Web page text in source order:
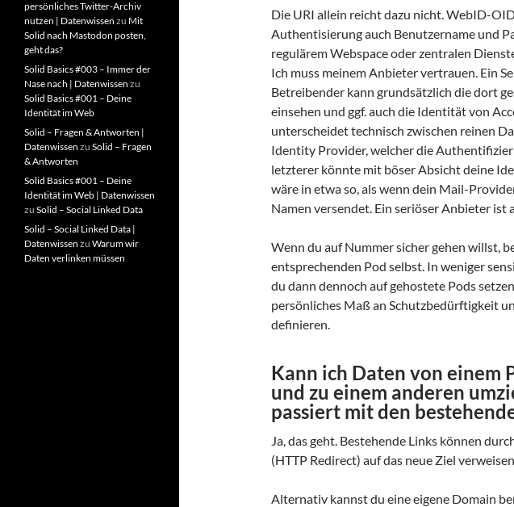
Die URI allein reicht dazu nicht. WebID-
Authentisierung auch Benutzername und
regulärem Webspace oder zentralen
Ich muss meinem Anbieter vertrauen. Ein
Betreibender kann grundsätzlich die dort
einsehen und ggf. auch die Identität von
unterscheidet technisch zwischen reinen
Identity Provider, welcher die
letzterer könnte mit böser Absicht deine
wäre in etwa so, als wenn dein Mail-
Namen versendet. Ein seriöser Anbieter ist
Wenn du auf Nummer sicher gehen willst,
entsprechenden Pod selbst. In weniger
du dann dennoch auf gehostete Pods
persönliches Maß an Schutzbedürftigkeit
definieren.
Kann ich Daten von einem
und zu einem anderen
passiert mit den
Ja, das geht. Bestehende Links können
(HTTP Redirect) auf das neue Ziel
Alternativ kannst du eine eigene Domain
persönliches Twitter-Archiv
nutzen | Datenwissen zu Mit
Solid nach Mastodon posten,
geht das?
Solid Basics #003 – Immer der
Nase nach | Datenwissen zu
Solid Basics #001 – Deine
Identität im Web
Solid – Fragen & Antworten |
Datenwissen zu Solid – Fragen
& Antworten
Solid Basics #001 – Deine
Identität im Web | Datenwissen
zu Solid – Social Linked Data
Solid – Social Linked Data |
Datenwissen zu Warum wir
Daten verlinken müssen